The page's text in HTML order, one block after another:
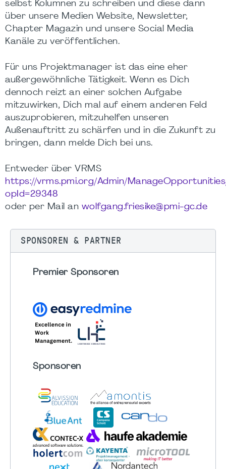
selbst Kolumnen zu schreiben und diese dann
über unsere Medien Website, Newsletter,
Chapter Magazin und unsere Social Media
Kanäle zu veröffentlichen.
Für uns Projektmanager ist das eine eher
außergewöhnliche Tätigkeit. Wenn es Dich
dennoch reizt an einer solchen Aufgabe
mitzuwirken, Dich mal auf einem anderen Feld
auszuprobieren, mitzuhelfen unseren
Außenauftritt zu schärfen und in die Zukunft zu
bringen, dann melde Dich bei uns.
Entweder über VRMS
https://vrms.pmi.org/Admin/
opId=29348
oder per Mail an wolfgang.friesike@pmi-gc.de
SPONSOREN & PARTNER
Premier Sponsoren
Sponsoren